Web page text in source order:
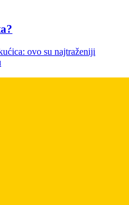
ovo su najtraženiji